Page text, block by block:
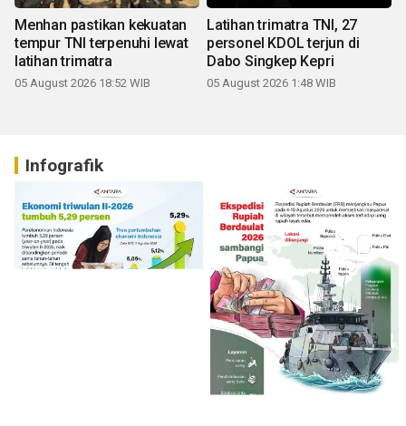
Menhan pastikan kekuatan
tempur TNI terpenuhi lewat
latihan trimatra
05 August 2026 18:52 WIB
Latihan trimatra TNI, 27
personel KDOL terjun di
Dabo Singkep Kepri
05 August 2026 1:48 WIB
Infografik